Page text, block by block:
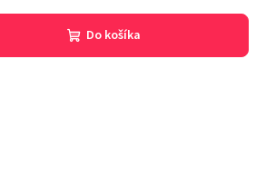
Do košíka